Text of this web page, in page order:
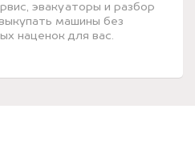
эвакуаторы и разбор
машины без
наценок для вас.